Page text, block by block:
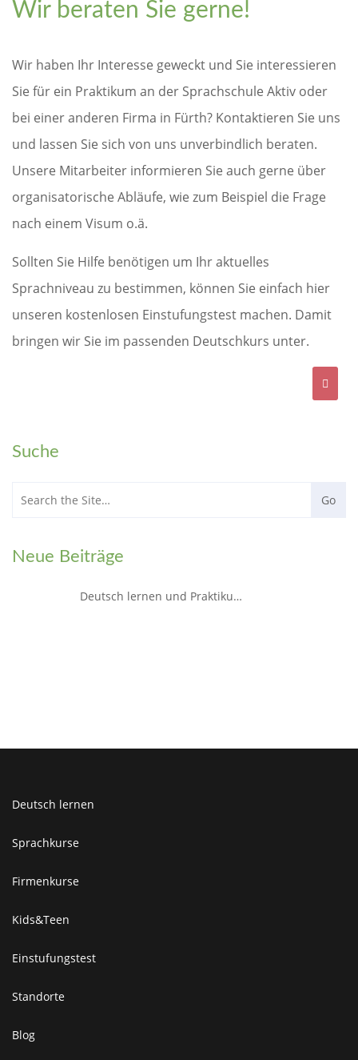
Wir beraten Sie gerne!
Wir haben Ihr Interesse geweckt und Sie interessieren
Sie für ein Praktikum an der Sprachschule Aktiv oder
bei einer anderen Firma in Fürth? Kontaktieren Sie uns
und lassen Sie sich von uns unverbindlich beraten.
Unsere Mitarbeiter informieren Sie auch gerne über
organisatorische Abläufe, wie zum Beispiel die Frage
nach einem Visum o.ä.
Sollten Sie Hilfe benötigen um Ihr aktuelles
Sprachniveau zu bestimmen, können Sie einfach hier
unseren kostenlosen Einstufungstest machen. Damit
bringen wir Sie im passenden Deutschkurs unter.
Suche
Neue Beiträge
Deutsch lernen und Praktikum in Fürth
Deutsch lernen
Sprachkurse
Firmenkurse
Kids&Teen
Einstufungstest
Standorte
Blog